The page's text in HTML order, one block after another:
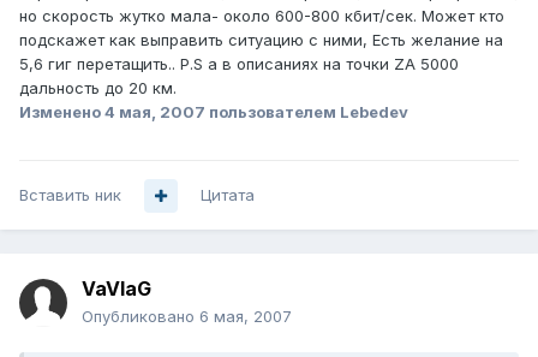
но скорость жутко мала- около 600-800 кбит/сек. Может кто
подскажет как выправить ситуацию с ними, Есть желание на
5,6 гиг перетащить.. P.S а в описаниях на точки ZA 5000
дальность до 20 км.
Изменено4 мая, 2007 пользователем Lebedev
Вставить ник Цитата
VaVlaG
Опубликовано 6 мая, 2007